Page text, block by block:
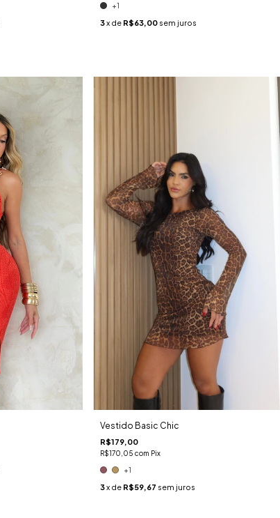
+1
3x de R$63,00 sem juros
Vestido Basic Chic
R$179,00
R$170,05com Pix
+1
3x de R$59,67 sem juros